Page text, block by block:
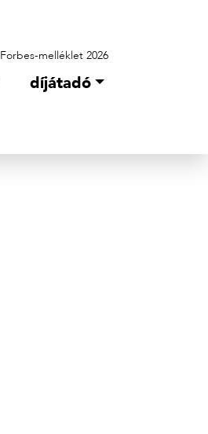
Forbes-melléklet 2026
díjátadó